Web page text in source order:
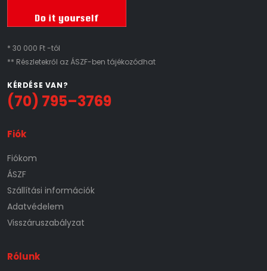
* 30 000 Ft -tól
** Részletekről az ÁSZF-ben tájékozódhat
KÉRDÉSE VAN?
(70) 795–3769
Fiók
Fiókom
ÁSZF
Szállítási információk
Adatvédelem
Visszáruszabályzat
Rólunk